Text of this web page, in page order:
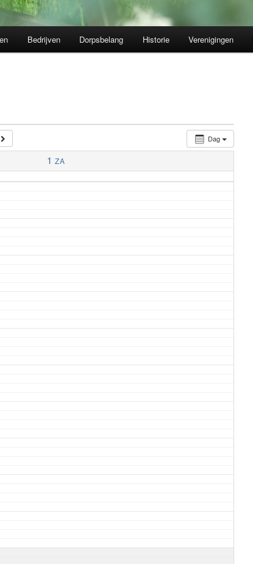
Bedrijven Dorpsbelang Historie Verenigingen
Dag
1 ZA